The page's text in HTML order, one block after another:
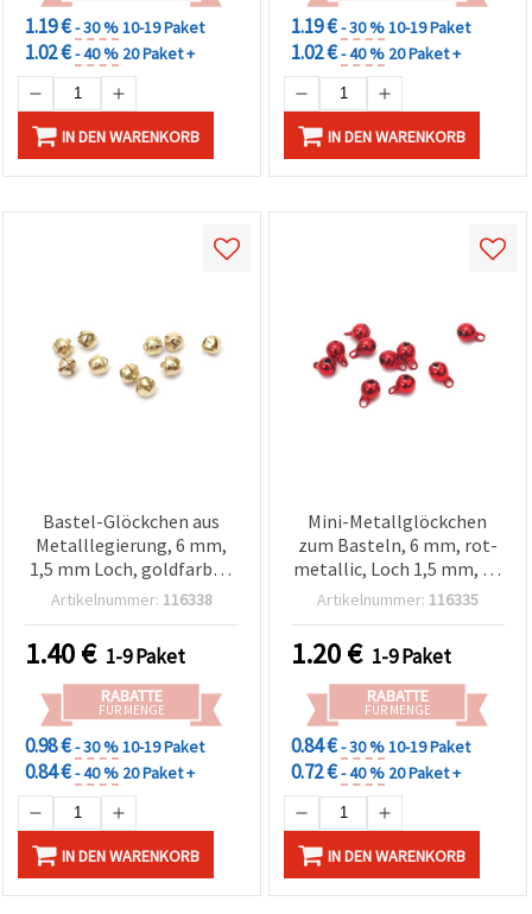
1.19 €- 30 %10-19 Paket
1.02 €- 40 % 20 Paket +
IN DEN WARENKORB
1.19 €- 30 %10-19 Paket
1.02 €- 40 % 20 Paket +
IN DEN WARENKORB
Bastel-Glöckchen aus
Metalllegierung, 6 mm,
1,5 mm Loch, goldfarben
– 20er-Pack für
Schmuckherstellung &
Weihnachtsdeko
Artikelnummer: 116338
1.40€ 1-9 Paket
RABATTE
FÜR MENGE
0.98 €- 30 %10-19 Paket
0.84 €- 40 % 20 Paket +
IN DEN WARENKORB
Mini-Metallglöckchen
zum Basteln, 6 mm, rot-
metallic, Loch 1,5 mm, 20
Stück – DIY Schmuck,
Artikelnummer: 116335
1.20€ 1-9 Paket
RABATTE
FÜR MENGE
0.84 €- 30 %10-19 Paket
0.72 €- 40 % 20 Paket +
IN DEN WARENKORB